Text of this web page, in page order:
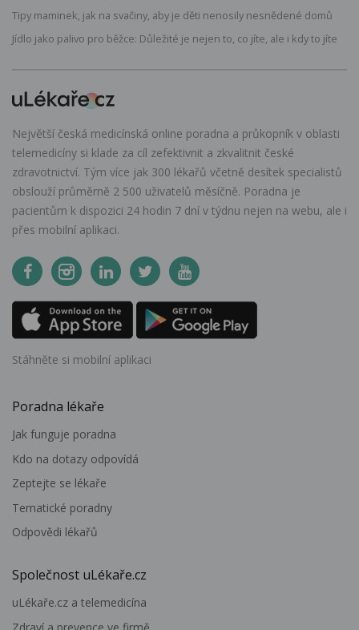
Tipy maminek, jak na svačiny, aby je děti nenosily nesnědené domů
Jídlo jako palivo pro běžce: Důležité je nejen to, co jíte, ale i kdy to jíte
Největší česká medicínská online poradna a průkopník v oblasti
telemedicíny si klade za cíl zefektivnit a zkvalitnit české
zdravotnictví. Tým více jak 300 lékařů včetně desítek specialistů
obslouží průměrně 2 500 uživatelů měsíčně. Poradna je
pacientům k dispozici 24 hodin 7 dní v týdnu nejen na webu, ale i
přes mobilní aplikaci.
Stáhněte si mobilní aplikaci
Poradna lékaře
Jak funguje poradna
Kdo na dotazy odpovídá
Zeptejte se lékaře
Tematické poradny
Odpovědi lékařů
Společnost uLékaře.cz
uLékaře.cz a telemedicína